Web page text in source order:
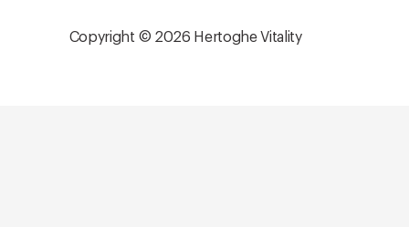
Copyright © 2026 Hertoghe Vitality